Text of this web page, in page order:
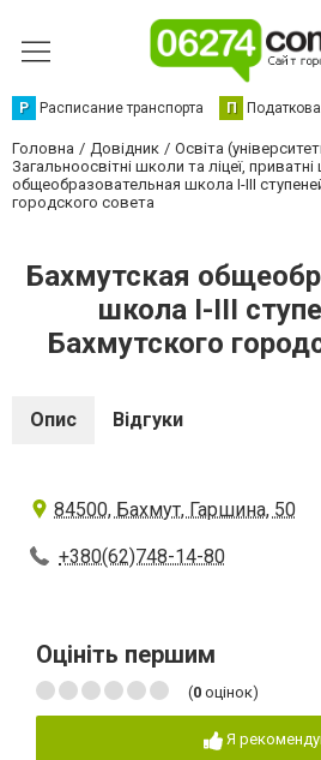
Р Расписание транспорта П
Головна Довідник
Освіта
Загальноосвітні школи та ліцеї,
общеобразовательная школа I-III
городского совета
Бахмутская
школа I-III
Бахмутского
Опис Відгуки
84500, Бахмут, Гаршина, 50
+380(62)748-14-80
Оцініть першим
(0 оцінок)
Я